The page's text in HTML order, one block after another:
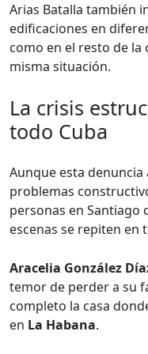
Arias Batalla también
edificaciones en
como en el resto de la
misma situación.
La crisis
todo Cuba
Aunque esta
problemas
personas en Santiago
escenas se repiten en
Aracelia González
temor de perder a su
completo la casa
en La Habana.